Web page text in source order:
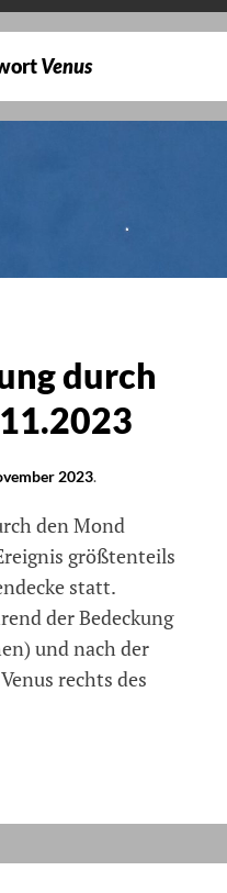
Venus
durch
2023.
den Mond
größtenteils
statt.
der Bedeckung
und nach der
rechts des